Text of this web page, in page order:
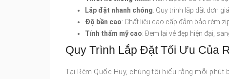
Lắp đặt nhanh chóng: Quy trình lắp đặt đơn
Độ bền cao: Chất liệu cao cấp đảm bảo rèm
Tính thẩm mỹ cao: Đem lại vẻ đẹp hiện đại,
Quy Trình Lắp Đặt Tối Ưu Của
Tại Rèm Quốc Huy, chúng tôi hiểu rằng mỗi